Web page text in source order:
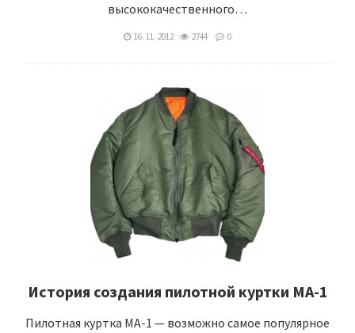
высококачественного…
16. 11. 2012 2744 0
История создания пилотной куртки МА-1
Пилотная куртка MA-1 — возможно самое популярное